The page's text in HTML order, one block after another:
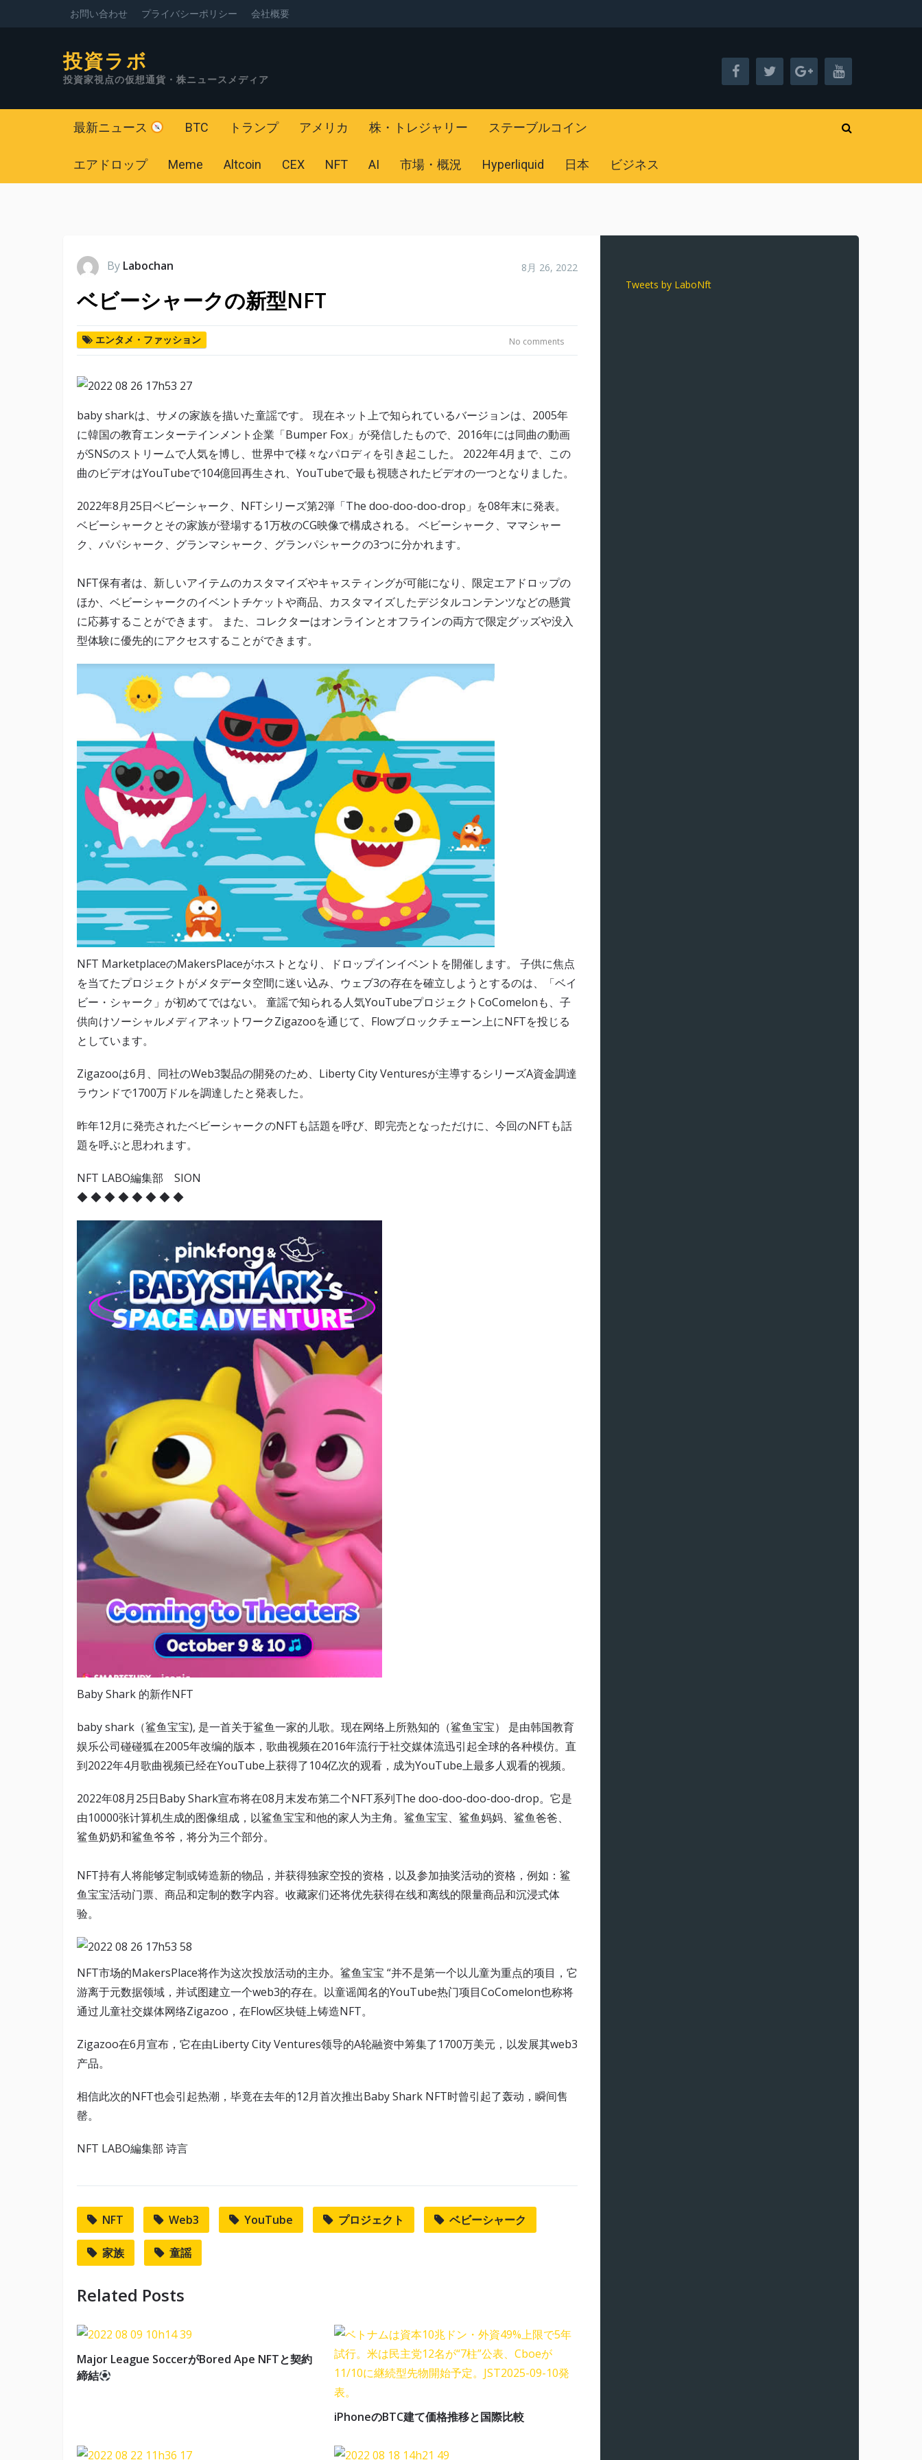
お問い合わせ プライバシーポリシー 会社概要
投資ラボ
投資家視点の仮想通貨・株ニュースメディア
最新ニュース BTC トランプ アメリカ 株・トレジャリー ステーブルコイン
エアドロップ Meme Altcoin CEX NFT AI 市場・概況 Hyperliquid 日本 ビジネス
By Labochan 8月 26, 2022
ベビーシャークの新型NFT
エンタメ・ファッション No comments
baby sharkは、サメの家族を描いた童謡です。 現在ネット上で知られているバージョンは、2005年
に韓国の教育エンターテインメント企業「Bumper Fox」が発信したもので、2016年には同曲の動画
がSNSのストリームで人気を博し、世界中で様々なパロディを引き起こした。 2022年4月まで、この
曲のビデオはYouTubeで104億回再生され、YouTubeで最も視聴されたビデオの一つとなりました。
2022年8月25日ベビーシャーク、NFTシリーズ第2弾「The doo-doo-doo-drop」を08年末に発表。
ベビーシャークとその家族が登場する1万枚のCG映像で構成される。 ベビーシャーク、ママシャー
ク、パパシャーク、グランマシャーク、グランパシャークの3つに分かれます。
NFT保有者は、新しいアイテムのカスタマイズやキャスティングが可能になり、限定エアドロップの
ほか、ベビーシャークのイベントチケットや商品、カスタマイズしたデジタルコンテンツなどの懸賞
に応募することができます。 また、コレクターはオンラインとオフラインの両方で限定グッズや没入
型体験に優先的にアクセスすることができます。
NFT MarketplaceのMakersPlaceがホストとなり、ドロップインイベントを開催します。 子供に焦点
を当てたプロジェクトがメタデータ空間に迷い込み、ウェブ3の存在を確立しようとするのは、「ベイ
ビー・シャーク」が初めてではない。 童謡で知られる人気YouTubeプロジェクトCoComelonも、子
供向けソーシャルメディアネットワークZigazooを通じて、Flowブロックチェーン上にNFTを投じる
としています。
Zigazooは6月、同社のWeb3製品の開発のため、Liberty City Venturesが主導するシリーズA資金調達
ラウンドで1700万ドルを調達したと発表した。
昨年12月に発売されたベビーシャークのNFTも話題を呼び、即完売となっただけに、今回のNFTも話
題を呼ぶと思われます。
NFT LABO編集部 SION
◆ ◆ ◆ ◆ ◆ ◆ ◆ ◆
Baby Shark 的新作NFT
baby shark（鲨鱼宝宝), 是一首关于鲨鱼一家的儿歌。现在网络上所熟知的（鲨鱼宝宝） 是由韩国教育
娱乐公司碰碰狐在2005年改编的版本，歌曲视频在2016年流行于社交媒体流迅引起全球的各种模仿。直
到2022年4月歌曲视频已经在YouTube上获得了104亿次的观看，成为YouTube上最多人观看的视频。
2022年08月25日Baby Shark宣布将在08月末发布第二个NFT系列The doo-doo-doo-doo-drop。它是
由10000张计算机生成的图像组成，以鲨鱼宝宝和他的家人为主角。鲨鱼宝宝、鲨鱼妈妈、鲨鱼爸爸、
鲨鱼奶奶和鲨鱼爷爷，将分为三个部分。
NFT持有人将能够定制或铸造新的物品，并获得独家空投的资格，以及参加抽奖活动的资格，例如：鲨
鱼宝宝活动门票、商品和定制的数字内容。收藏家们还将优先获得在线和离线的限量商品和沉浸式体
验。
NFT市场的MakersPlace将作为这次投放活动的主办。鲨鱼宝宝 “并不是第一个以儿童为重点的项目，它
游离于元数据领域，并试图建立一个web3的存在。以童谣闻名的YouTube热门项目CoComelon也称将
通过儿童社交媒体网络Zigazoo，在Flow区块链上铸造NFT。
Zigazoo在6月宣布，它在由Liberty City Ventures领导的A轮融资中筹集了1700万美元，以发展其web3
产品。
相信此次的NFT也会引起热潮，毕竟在去年的12月首次推出Baby Shark NFT时曾引起了轰动，瞬间售
罄。
NFT LABO編集部 诗言
NFT Web3 YouTube プロジェクト ベビーシャーク
家族 童謡
Related Posts
Major League SoccerがBored Ape NFTと契約
締結
iPhoneのBTC建て価格推移と国際比較
Tweets by LaboNft